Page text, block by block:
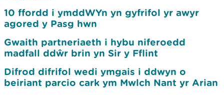
10 ffordd i ymddWYn yn gyfrifol yr awyr
agored y Pasg hwn
Gwaith partneriaeth i hybu niferoedd
madfall ddŵr brin yn Sir y Fflint
Difrod difrifol wedi ymgais i ddwyn o
beiriant parcio cark ym Mwlch Nant yr Arian